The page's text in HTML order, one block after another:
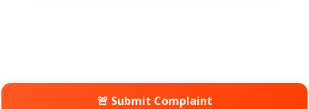
🚨 Submit Complaint